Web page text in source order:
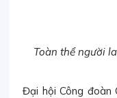
Toàn thể người
Đại hội Công đoàn